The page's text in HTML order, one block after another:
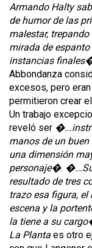
Armando Halty
de humor de las
malestar,
mirada de
instancias
Abbondanza
excesos, pero
permitieron crear
Un trabajo
reveló ser
manos de un
una dimensión
personaje�.
resultado de tres
trazo esa figura,
escena y la
la tiene a su
La Planta es otro